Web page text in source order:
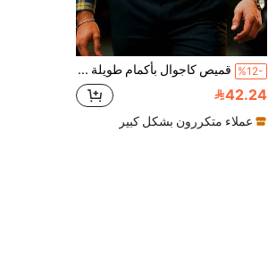
%12- قميص كاجوال بأكمام طويلة مربعات للرجال
42.24
عملاء متكررون بشكل كبير